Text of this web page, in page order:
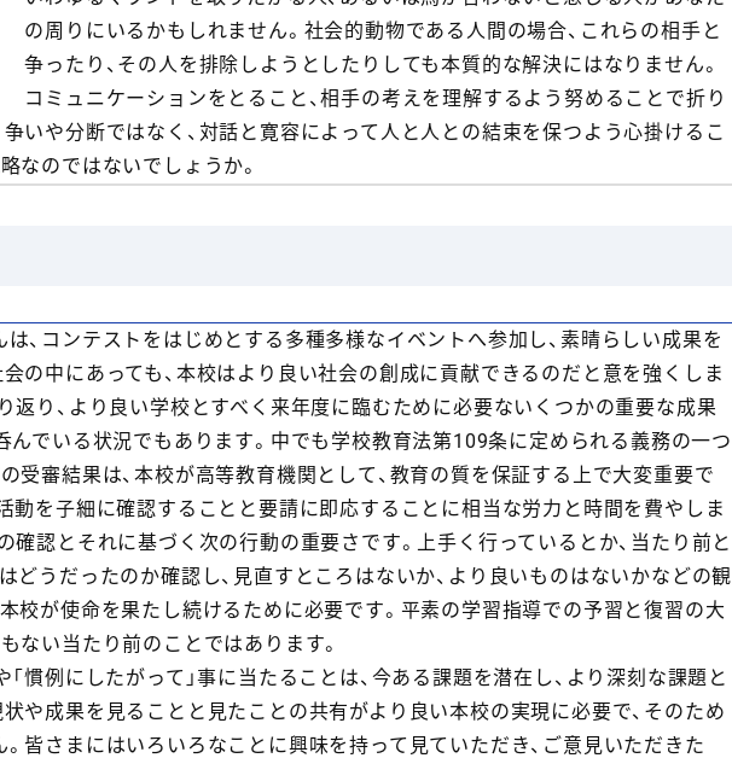
の周りにいるかもしれません。社会的動物である人間の場合、これらの相手と
争ったり、その人を排除しようとしたりしても本質的な解決にはなりません。
コミュニケーションをとること、相手の考えを理解するよう努めることで折り
いや分断ではなく、対話と寛容によって人と人との結束を保つよう心掛けるこ
なのではないでしょうか。
、コンテストをはじめとする多種多様なイベントへ参加し、素晴らしい成果を
の中にあっても、本校はより良い社会の創成に貢献できるのだと意を強くしま
返り、より良い学校とすべく来年度に臨むために必要ないくつかの重要な成果
んでいる状況でもあります。中でも学校教育法第109条に定められる義務の一つ
受審結果は、本校が高等教育機関として、教育の質を保証する上で大変重要で
動を子細に確認することと要請に即応することに相当な労力と時間を費やしま
確認とそれに基づく次の行動の重要さです。上手く行っているとか、当たり前と
どうだったのか確認し、見直すところはないか、より良いものはないかなどの観
校が使命を果たし続けるために必要です。平素の学習指導での予習と復習の大
ない当たり前のことではあります。
慣例にしたがって」事に当たることは、今ある課題を潜在し、より深刻な課題と
や成果を見ることと見たことの共有がより良い本校の実現に必要で、そのため
皆さまにはいろいろなことに興味を持って見ていただき、ご意見いただきた